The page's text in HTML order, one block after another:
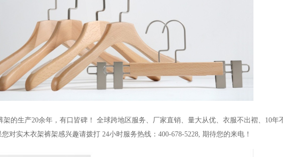
架的生产20余年，有口皆碑！ 全球跨地区服务、厂家直销、量大从优、衣服不出褶、 10年
对实木衣架裤架感兴趣请拨打 24小时服务热线： 400-678-5228, 期待您的来电！